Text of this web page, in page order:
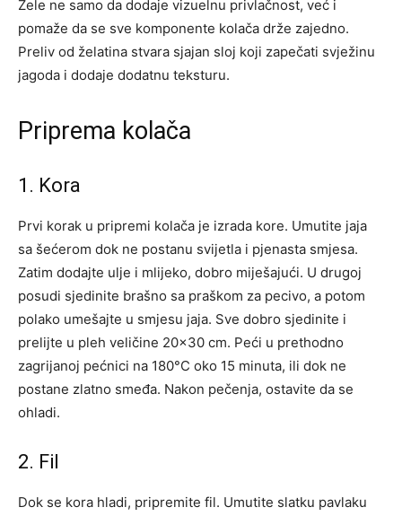
Žele ne samo da dodaje vizuelnu privlačnost, već i
pomaže da se sve komponente kolača drže zajedno.
Preliv od želatina stvara sjajan sloj koji zapečati svježinu
jagoda i dodaje dodatnu teksturu.
Priprema kolača
1. Kora
Prvi korak u pripremi kolača je izrada kore. Umutite jaja
sa šećerom dok ne postanu svijetla i pjenasta smjesa.
Zatim dodajte ulje i mlijeko, dobro miješajući. U drugoj
posudi sjedinite brašno sa praškom za pecivo, a potom
polako umešajte u smjesu jaja. Sve dobro sjedinite i
prelijte u pleh veličine 20×30 cm. Peći u prethodno
zagrijanoj pećnici na 180°C oko 15 minuta, ili dok ne
postane zlatno smeđa. Nakon pečenja, ostavite da se
ohladi.
2. Fil
Dok se kora hladi, pripremite fil. Umutite slatku pavlaku